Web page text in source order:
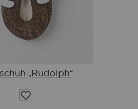
„Rudolph“
Auf
die